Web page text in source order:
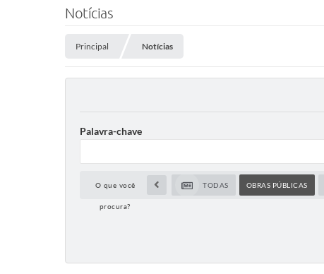
Notícias
Principal Notícias
Palavra-chave
O que você
procura?
TODAS OBRAS PÚBLICAS